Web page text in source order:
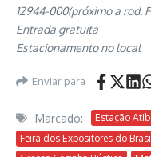
12944-000(próximo a rod.
Entrada gratuita
Estacionamento no local
Enviar para
Marcado: Estação
Feira dos Expositores do Brasil